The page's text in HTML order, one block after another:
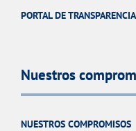
PORTAL DE TRANSPARENCIA
Nuestros
NUESTROS COMPROMISOS